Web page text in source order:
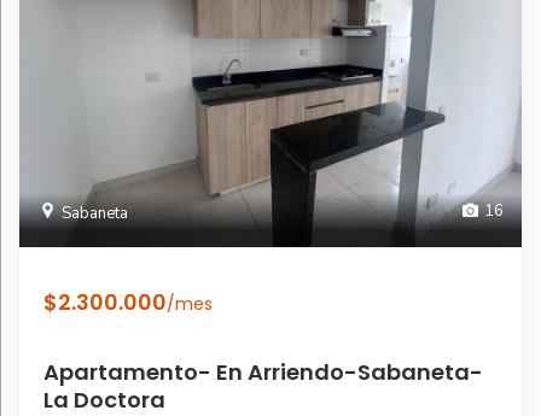
Sabaneta 16
$2.300.000/mes
Apartamento- En Arriendo-Sabaneta-
La Doctora